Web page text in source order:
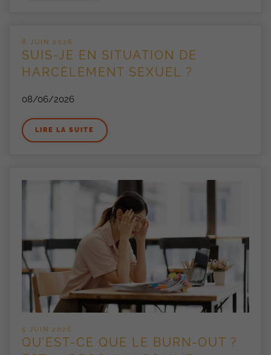
8 JUIN 2026
SUIS-JE EN SITUATION DE
HARCÈLEMENT SEXUEL ?
08/06/2026
LIRE LA SUITE
5 JUIN 2026
QU’EST-CE QUE LE BURN-OUT ?